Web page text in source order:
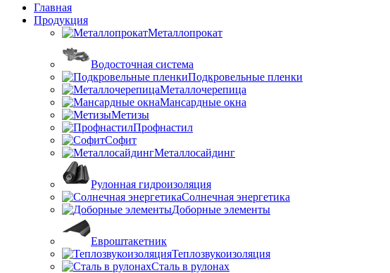
Главная
Продукция
Металлопрокат
Водосточная система
Подкровельные пленки
Металлочерепица
Мансардные окна
Метизы
Профнастил
Софит
Металлосайдинг
Рулонная гидроизоляция
Солнечная энергетика
Доборные элементы
Евроштакетник
Теплозвукоизоляция
Сталь в рулонах